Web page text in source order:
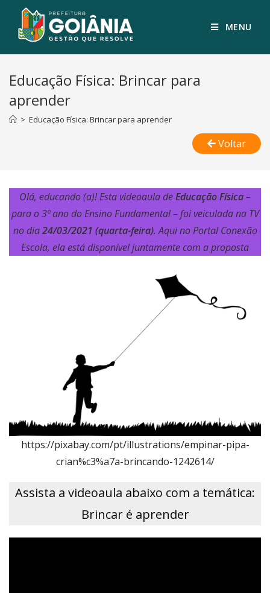
MENU
Educação Física: Brincar para
aprender
> Educação Física: Brincar para aprender
Voltar
Olá, educando (a)! Esta videoaula deEducação Física–
para o 3º ano do Ensino Fundamental – foi veiculada na TV
no dia24/03/2021 (quarta-feira). Aqui no Portal Conexão
Escola, ela está disponível juntamente com a proposta
https://pixabay.com/pt/illustrations/empinar-pipa-
crian%c3%a7a-brincando-1242614/
Assista a videoaula abaixo com a temática:
Brincar é aprender